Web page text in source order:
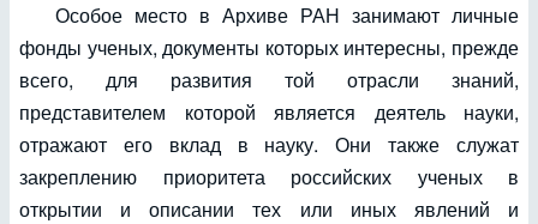
Особое место в Архиве РАН занимают личные
фонды ученых, документы которых интересны, прежде
всего, для развития той отрасли знаний,
представителем которой является деятель науки,
отражают его вклад в науку. Они также служат
закреплению приоритета российских ученых в
открытии и описании тех или иных явлений и